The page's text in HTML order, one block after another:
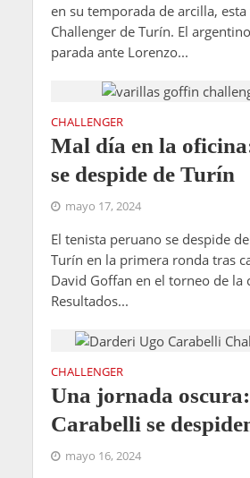
en su temporada de arcilla, esta
Challenger de Turín. El
parada ante Lorenzo...
CHALLENGER
Mal día en la
se despide de Turín
mayo 17, 2024
El tenista peruano se despide
Turín en la primera ronda tras
David Goffan en el torneo de la
Resultados...
CHALLENGER
Una jornada
Carabelli se
mayo 16, 2024